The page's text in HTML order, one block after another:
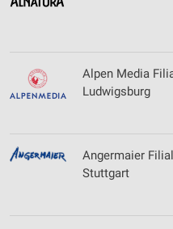
Alpen Media
Ludwigsburg
Angermaier
Stuttgart